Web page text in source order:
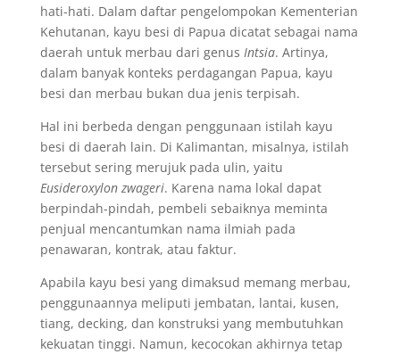
hati-hati. Dalam daftar pengelompokan Kementerian
Kehutanan, kayu besi di Papua dicatat sebagai nama
daerah untuk merbau dari genus Intsia. Artinya,
dalam banyak konteks perdagangan Papua, kayu
besi dan merbau bukan dua jenis terpisah.
Hal ini berbeda dengan penggunaan istilah kayu
besi di daerah lain. Di Kalimantan, misalnya, istilah
tersebut sering merujuk pada ulin, yaitu
Eusideroxylon zwageri. Karena nama lokal dapat
berpindah-pindah, pembeli sebaiknya meminta
penjual mencantumkan nama ilmiah pada
penawaran, kontrak, atau faktur.
Apabila kayu besi yang dimaksud memang merbau,
penggunaannya meliputi jembatan, lantai, kusen,
tiang, decking, dan konstruksi yang membutuhkan
kekuatan tinggi. Namun, kecocokan akhirnya tetap